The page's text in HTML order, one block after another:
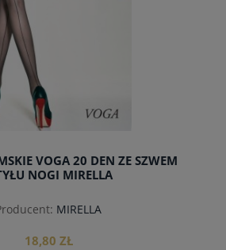
VOGA 20 DEN ZE SZWEM
NOGI MIRELLA
MIRELLA
18,80 ZŁ